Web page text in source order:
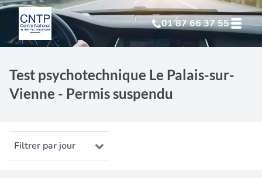
01 87 66 37 55
Test Psychotechniquesuite à annulation
Test Psychotechnique
Test Psychotechnique
Test psychotechnique Le Palais-sur-
Vienne - Permis suspendu
Filtrer par jour